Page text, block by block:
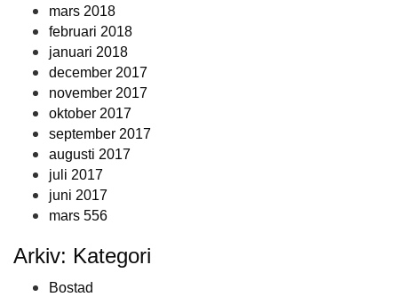
mars 2018
februari 2018
januari 2018
december 2017
november 2017
oktober 2017
september 2017
augusti 2017
juli 2017
juni 2017
mars 556
Arkiv: Kategori
Bostad